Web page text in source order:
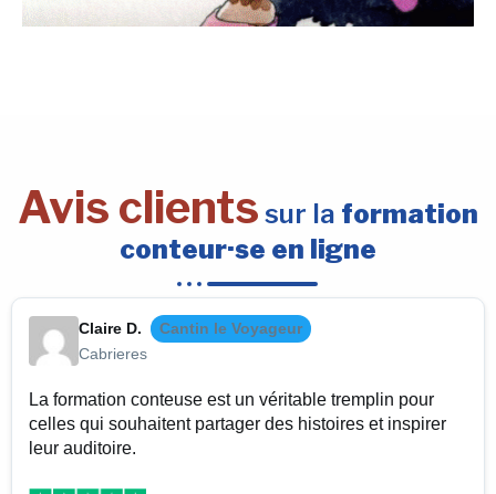
Avis clients sur la formation
conteur·se en ligne
Claire D.
Cantin le Voyageur
Cabrieres
La formation conteuse est un véritable tremplin pour
celles qui souhaitent partager des histoires et inspirer
leur auditoire.